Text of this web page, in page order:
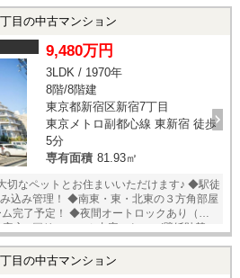
コニー利用料：880円
目の中古マンション
9,480万円
3LDK / 1970年
8階/8階建
東京都新宿区新宿7丁目
東京メトロ副都心線 東新宿 徒歩
5分
専有面積 81.93㎡
込み管理！ ◆南東・東・北東の３方角部屋
完了予定！ ◆夜間オートロックあり（２３
紙貼替 ●
●クロス（壁・天井） ●室内クリーニン
目の中古マンション